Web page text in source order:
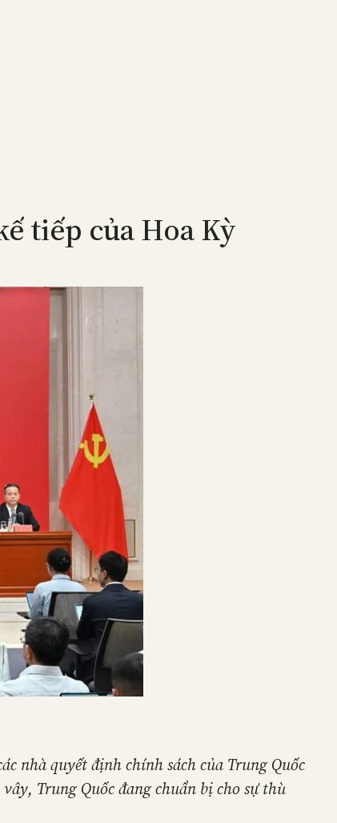
tiếp của Hoa Kỳ
nhà quyết định chính sách của Trung Quốc
Trung Quốc đang chuẩn bị cho sự thù